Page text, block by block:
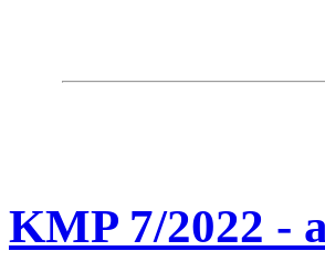
KMP 7/2022 -